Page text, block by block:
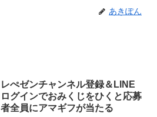
あきぽん
レぺゼンチャンネル登録＆LINE
ログインでおみくじをひくと応募
者全員にアマギフが当たる